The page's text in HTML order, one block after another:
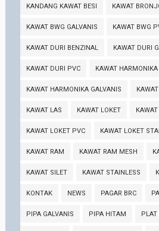
KANDANG KAWAT BESI KAWAT
KAWAT BWG GALVANIS KAWAT BWG
KAWAT DURI BENZINAL KAWAT DURI
KAWAT DURI PVC KAWAT HARMONIKA
KAWAT HARMONIKA GALVANIS
KAWAT LAS KAWAT LOKET
KAWAT LOKET PVC KAWAT LOKET
KAWAT RAM KAWAT RAM MESH
KAWAT SILET KAWAT STAINLESS
KONTAK NEWS PAGAR BRC
PIPA GALVANIS PIPA HITAM PLAT